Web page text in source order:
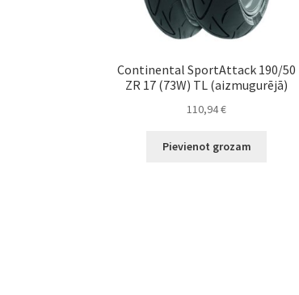
Continental SportAttack 190/50
ZR 17 (73W) TL (aizmugurējā)
110,94€
Pievienot grozam